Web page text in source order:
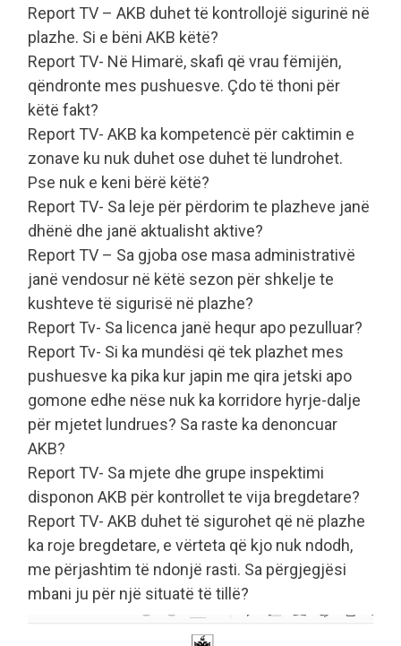
Report TV – AKB duhet të kontrollojë sigurinë në
plazhe. Si e bëni AKB këtë?
Report TV- Në Himarë, skafi që vrau fëmijën,
qëndronte mes pushuesve. Çdo të thoni për
këtë fakt?
Report TV- AKB ka kompetencë për caktimin e
zonave ku nuk duhet ose duhet të lundrohet.
Pse nuk e keni bërë këtë?
Report TV- Sa leje për përdorim te plazheve janë
dhënë dhe janë aktualisht aktive?
Report TV – Sa gjoba ose masa administrativë
janë vendosur në këtë sezon për shkelje te
kushteve të sigurisë në plazhe?
Report Tv- Sa licenca janë hequr apo pezulluar?
Report Tv- Si ka mundësi që tek plazhet mes
pushuesve ka pika kur japin me qira jetski apo
gomone edhe nëse nuk ka korridore hyrje-dalje
për mjetet lundrues? Sa raste ka denoncuar
AKB?
Report TV- Sa mjete dhe grupe inspektimi
disponon AKB për kontrollet te vija bregdetare?
Report TV- AKB duhet të sigurohet që në plazhe
ka roje bregdetare, e vërteta që kjo nuk ndodh,
me përjashtim të ndonjë rasti. Sa përgjegjësi
mbani ju për një situatë të tillë?